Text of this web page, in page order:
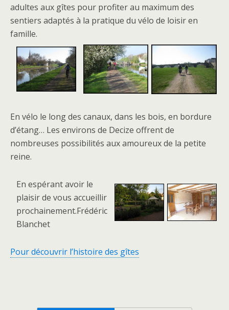
adultes aux gîtes pour profiter au maximum des
sentiers adaptés à la pratique du vélo de loisir en
famille.
En vélo le long des canaux, dans les bois, en bordure
d’étang… Les environs de Decize offrent de
nombreuses possibilités aux amoureux de la petite
reine.
En espérant avoir le
plaisir de vous accueillir
prochainement.Frédéric
Blanchet
Pour découvrir l’histoire des gîtes